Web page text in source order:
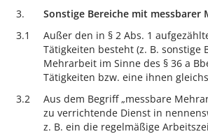
3.
Sonstige Bereiche mit messbarer
3.1
Außer den in § 2 Abs. 1
Tätigkeiten besteht (z. B.
Mehrarbeit im Sinne des § 36 a
Tätigkeiten bzw. eine ihnen
3.2
Aus dem Begriff „messbare
zu verrichtende Dienst in
z. B. ein die regelmäßige